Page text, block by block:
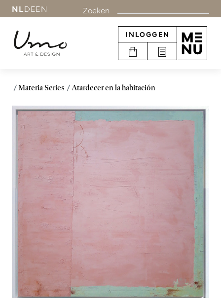
NLDEEN Zoeken
INLOGGEN
Materia Series Atardecer en la habitación